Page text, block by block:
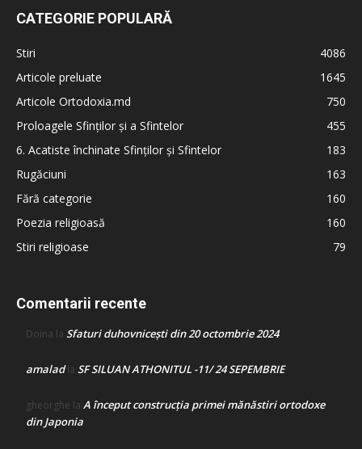
CATEGORIE POPULARĂ
Stiri
4086
Articole preluate
1645
Articole Ortodoxia.md
750
Proloagele Sfinților și a Sfintelor
455
6. Acatiste închinate Sfinților și Sfintelor
183
Rugăciuni
163
Fără categorie
160
Poezia religioasă
160
Stiri religioase
79
Comentarii recente
Doina la Sfaturi duhovnicești din 20 octombrie 2024
amaladla SF SILUAN ATHONITUL -11/ 24 SEPEMBRIE
gheorghe la A început construcţia primei mănăstiri ortodoxe
din Japonia